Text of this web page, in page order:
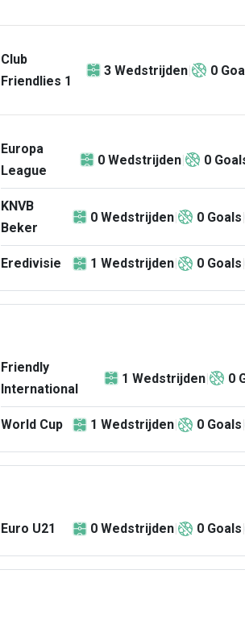
Club
Friendlies 1
3 Wedstrijden 0
Europa
League
0 Wedstrijden 0
KNVB
Beker
0 Wedstrijden 0 Goals
Eredivisie 1 Wedstrijden 0 Goals
Friendly
International
1 Wedstrijden 0
World Cup 1 Wedstrijden 0 Goals
Euro U21 0 Wedstrijden 0 Goals